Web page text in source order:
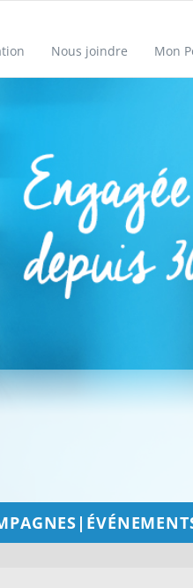
Nous joindre Mon